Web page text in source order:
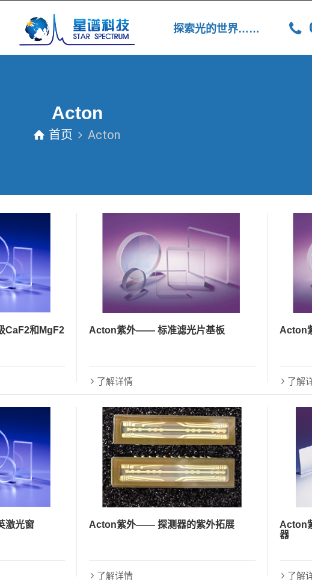
探索光的世界……
Acton
首页 Acton
和MgF2
Acton紫外—— 标准滤光片基板
了解详情
Acton
了解
激光窗 Acton紫外—— 探测器的紫外拓展
了解详情
Acton
器
了解